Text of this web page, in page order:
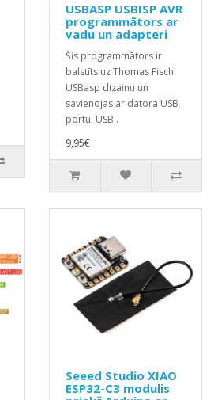
USBASP USBISP AVR
programmātors ar
vadu un adapteri
Šis programmātors ir
balstīts uz Thomas Fischl
USBasp dizainu un
savienojas ar datora USB
portu. USB..
9,95€
Seeed Studio XIAO
ESP32-C3 modulis